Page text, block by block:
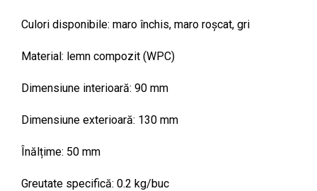
Culori disponibile: maro închis, maro roșcat, gri
Material: lemn compozit (WPC)
Dimensiune interioară: 90 mm
Dimensiune exterioară: 130 mm
Înălțime: 50 mm
Greutate specifică: 0.2 kg/buc